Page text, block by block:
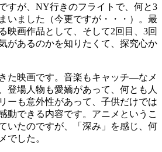
すが、NY行きのフライトで、何と3
いました（今更ですが・・・）。最
映画作品として、そして2回目、3回
があるのかを知りたくて、探究心か
た映画です。音楽もキャッチ―なメ
登場人物も愛嬌があって、何とも人
ーも意外性があって、子供だけでは
動できる内容です。アニメというこ
いたのですが、「深み」を感じ、何
でした。